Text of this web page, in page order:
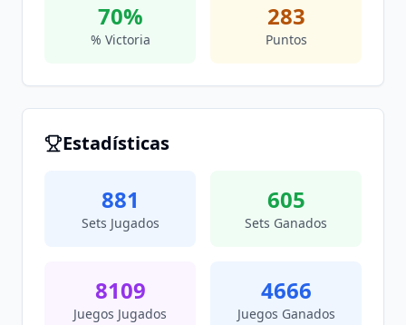
70%
% Victoria
283
Puntos
Estadísticas
881
Sets Jugados
605
Sets Ganados
8109
Juegos Jugados
4666
Juegos Ganados